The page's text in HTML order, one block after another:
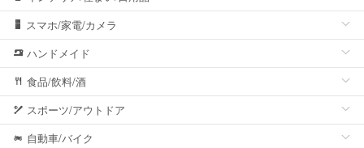
スマホ/家電/カメラ
ハンドメイド
食品/飲料/酒
スポーツ/アウトドア
自動車/バイク